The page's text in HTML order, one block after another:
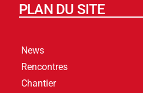
PLAN DU SITE
News
Rencontres
Chantier